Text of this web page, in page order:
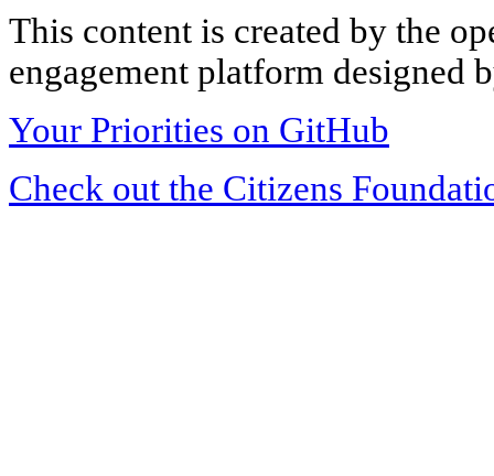
This content is created by the
engagement platform designed
Your Priorities on GitHub
Check out the Citizens